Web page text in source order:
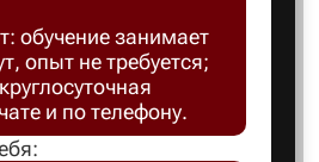
Барнаул
обучение занимает
опыт не требуется;
и по телефону.